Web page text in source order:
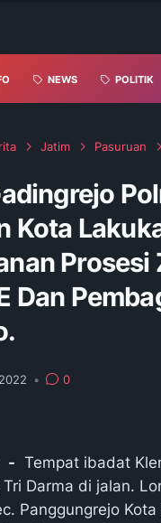
NEWS POLITIK
Jatim Pasuruan
Kota
Prosesi
Dan
•
0
- Tempat ibadat
Darma di jalan.
Panggungrejo